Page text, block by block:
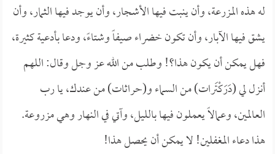
له هذه المزرعة، وأن ينبت فيها الأشجار، وأن يوجد فيها الثمار، وأن
يشق فيها الآبار، وأن تكون خضراء صيفاً وشتاءً، ودعا بأدعية كثيرة،
فهل يمكن أن يكون هذا؟! وطلب من الله عز وجل وقال: اللهم
أنزل لي (دَرَكْتَرات) من السماء و(حراثات) من عندك، يا رب
العالمين، وعمالاً يعملون فيها بالليل، وآتي في النهار وهي مزروعة.
هذا دعاء المغفلين! لا يمكن أن يحصل هذا!